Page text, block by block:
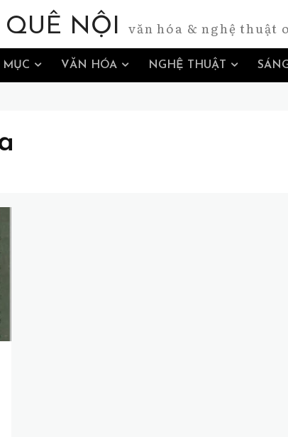
QUÊ NỘI văn hóa & nghệ thuật
VĂN HÓA NGHỆ THUẬT